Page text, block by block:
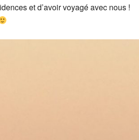
et d’avoir voyagé avec nous !